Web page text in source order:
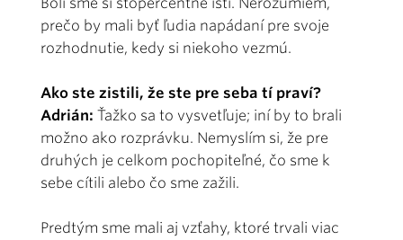
prečo by mali byť ľudia napádaní pre svoje
rozhodnutie, kedy si niekoho vezmú.
Ako ste zistili, že ste pre seba tí praví?
Adrián: Ťažko sa to vysvetľuje; iní by to brali
možno ako rozprávku. Nemyslím si, že pre
druhých je celkom pochopiteľné, čo sme k
sebe cítili alebo čo sme zažili.
Predtým sme mali aj vzťahy, ktoré trvali viac